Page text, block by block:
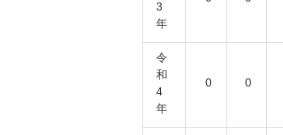
3
年
令
和
4
年
0 0